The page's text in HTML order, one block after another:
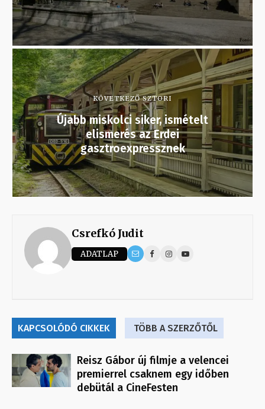
KÖVETKEZŐ SZTORI
Újabb miskolci siker, ismételt
elismerés az Erdei
gasztroexpressznek
Csrefkó Judit
ADATLAP
KAPCSOLÓDÓ CIKKEK TÖBB A SZERZŐTŐL
Reisz Gábor új filmje a velencei
premierrel csaknem egy időben
debütál a CineFesten